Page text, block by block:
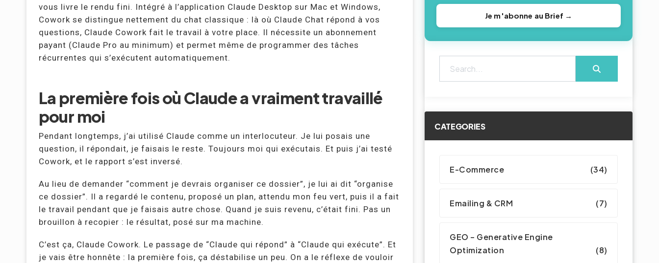
vous livre le rendu fini. Intégré à l’application Claude Desktop sur Mac et Windows,
Cowork se distingue nettement du chat classique : là où Claude Chat répond à vos
questions, Claude Cowork fait le travail à votre place. Il nécessite un abonnement
payant (Claude Pro au minimum) et permet même de programmer des tâches
récurrentes qui s’exécutent automatiquement.
La première fois où Claude a vraiment travaillé
pour moi
Pendant longtemps, j’ai utilisé Claude comme un interlocuteur. Je lui posais une
question, il répondait, je faisais le reste. Toujours moi qui exécutais. Et puis j’ai testé
Cowork, et le rapport s’est inversé.
Au lieu de demander “comment je devrais organiser ce dossier”, je lui ai dit “organise
ce dossier”. Il a regardé le contenu, proposé un plan, attendu mon feu vert, puis il a fait
le travail pendant que je faisais autre chose. Quand je suis revenu, c’était fini. Pas un
brouillon à recopier : le résultat, posé sur ma machine.
C’est ça, Claude Cowork. Le passage de “Claude qui répond” à “Claude qui exécute”. Et
je vais être honnête : la première fois, ça déstabilise un peu. On a le réflexe de vouloir
Je m'abonne au Brief →
CATEGORIES
E-Commerce (34)
Emailing & CRM (7)
GEO – Generative Engine
Optimization
(8)